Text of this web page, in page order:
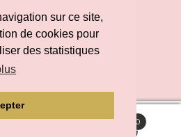
sur ce site,
de cookies pour
des statistiques
sous 14 jours
0